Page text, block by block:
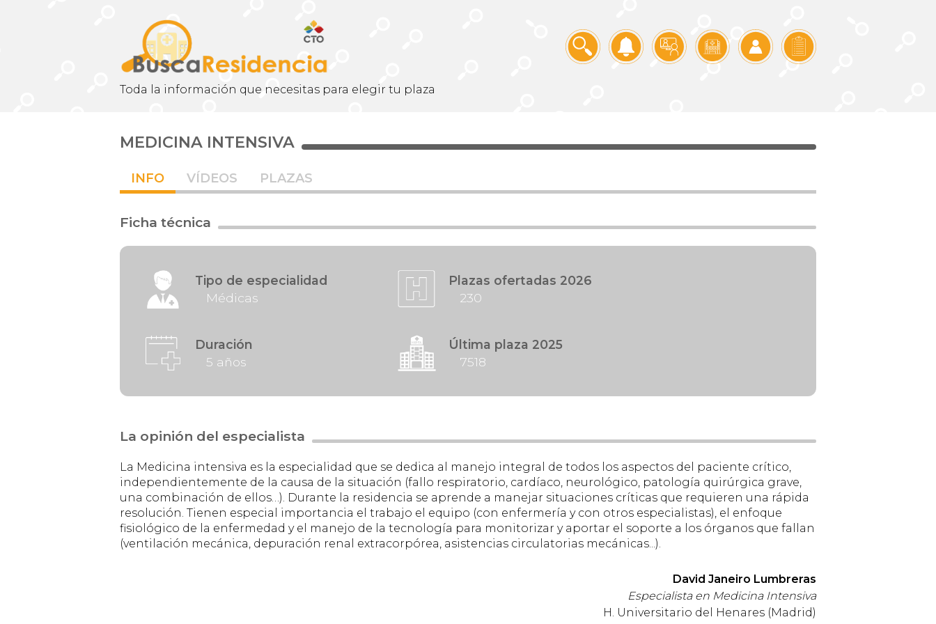
Toda la información que necesitas para elegir tu plaza
MEDICINA INTENSIVA
INFO VÍDEOS PLAZAS
Ficha técnica
Tipo de especialidad
Médicas
Duración
5 años
Plazas ofertadas 2026
230
Última plaza 2025
7518
La opinión del especialista
La Medicina intensiva es la especialidad que se dedica al manejo integral de todos los aspectos del paciente crítico,
independientemente de la causa de la situación (fallo respiratorio, cardíaco, neurológico, patología quirúrgica grave,
una combinación de ellos…). Durante la residencia se aprende a manejar situaciones críticas que requieren una rápida
resolución. Tienen especial importancia el trabajo el equipo (con enfermería y con otros especialistas), el enfoque
fisiológico de la enfermedad y el manejo de la tecnología para monitorizar y aportar el soporte a los órganos que fallan
(ventilación mecánica, depuración renal extracorpórea, asistencias circulatorias mecánicas...).
David Janeiro Lumbreras
Especialista en Medicina Intensiva
H. Universitario del Henares (Madrid)